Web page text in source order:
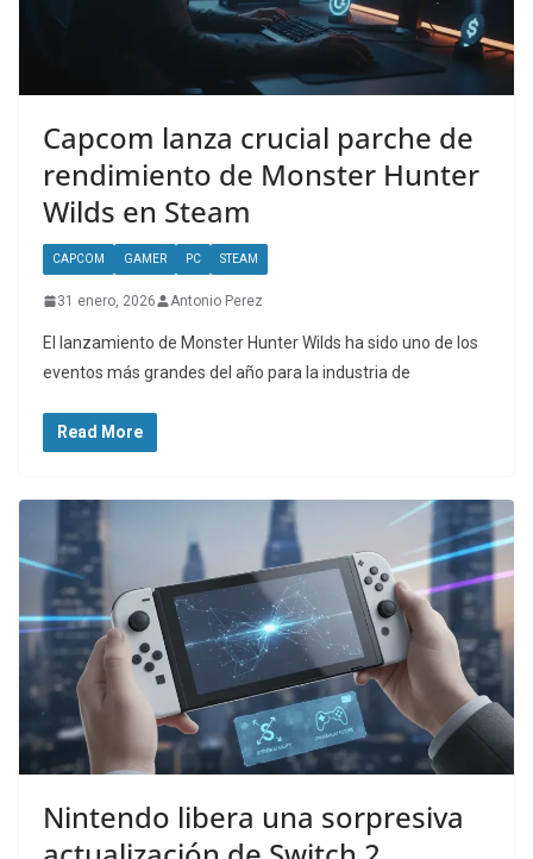
Capcom lanza crucial parche de
rendimiento de Monster Hunter
Wilds en Steam
CAPCOM GAMER PC STEAM
31 enero, 2026 Antonio Perez
El lanzamiento de Monster Hunter Wilds ha sido uno de los
eventos más grandes del año para la industria de
Read More
Nintendo libera una sorpresiva